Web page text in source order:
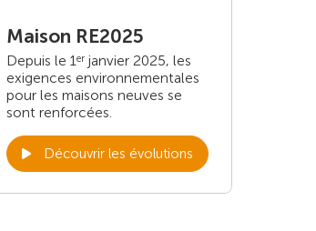
Maison RE2025
Depuis le 1 er janvier 2025, les
exigences environnementales
pour les maisons neuves se
sont renforcées.
Découvrir les évolutions